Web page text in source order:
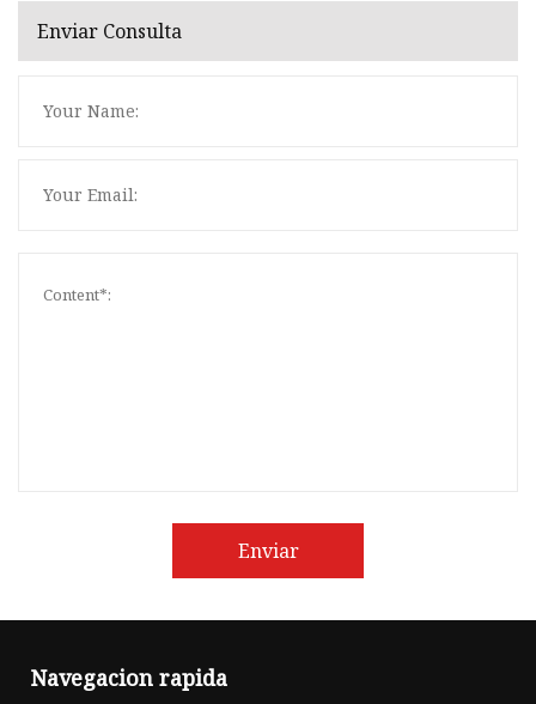
Enviar Consulta
Enviar
Navegacion rapida